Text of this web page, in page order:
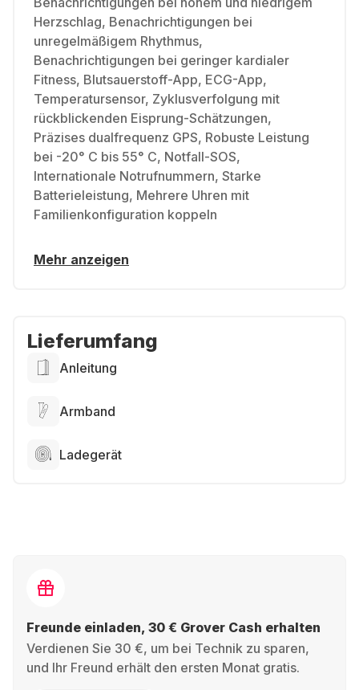
Herzschlag, Benachrichtigungen bei
unregelmäßigem Rhythmus,
Benachrichtigungen bei geringer kardialer
Fitness, Blutsauerstoff-App, ECG-App,
Temperatursensor, Zyklusverfolgung mit
rückblickenden Eisprung-Schätzungen,
Präzises dualfrequenz GPS, Robuste Leistung
bei -20° C bis 55° C, Notfall-SOS,
Internationale Notrufnummern, Starke
Batterieleistung, Mehrere Uhren mit
Familienkonfiguration koppeln
Mehr anzeigen
Lieferumfang
Anleitung
Armband
Ladegerät
Freunde einladen, 30 € Grover Cash erhalten
Verdienen Sie 30 €, um bei Technik zu sparen,
und Ihr Freund erhält den ersten Monat gratis.